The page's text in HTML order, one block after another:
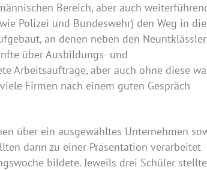
Bereich, aber auch
Polizei und Bundeswehr) den Weg in die
an denen neben den
über Ausbildungs- und
Arbeitsaufträge, aber auch ohne diese
Firmen nach einem guten Gespräch
über ein ausgewähltes Unternehmen
dann zu einer Präsentation verarbeitet
bildete. Jeweils drei Schüler